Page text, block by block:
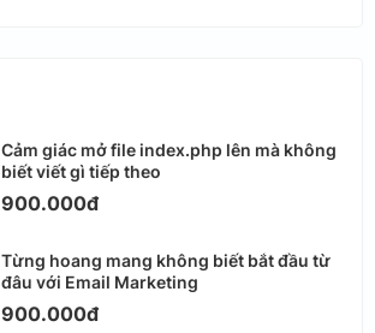
Cảm giác mở file index.php lên mà không
biết viết gì tiếp theo
900.000đ
Từng hoang mang không biết bắt đầu từ
đâu với Email Marketing
900.000đ